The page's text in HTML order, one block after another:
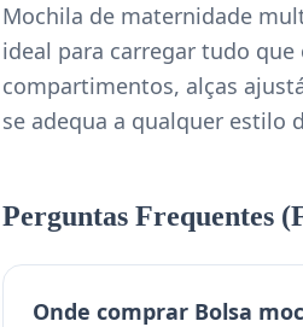
Mochila de maternidade
ideal para carregar tudo
compartimentos, alças
se adequa a qualquer estilo
Perguntas Frequentes
Onde comprar Bolsa